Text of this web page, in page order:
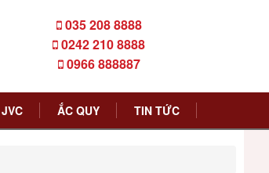
035 208 8888
0242 210 8888
0966 888887
JVC ẮC QUY TIN TỨC